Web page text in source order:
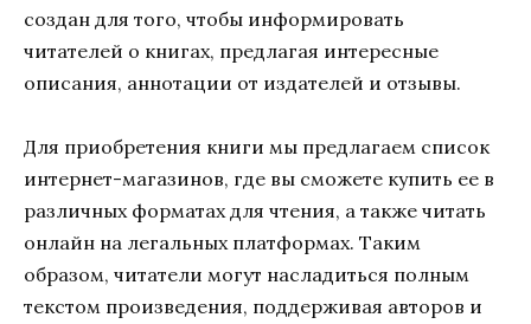
создан для того, чтобы информировать
читателей о книгах, предлагая интересные
описания, аннотации от издателей и отзывы.
Для приобретения книги мы предлагаем список
интернет-магазинов, где вы сможете купить ее в
различных форматах для чтения, а также читать
онлайн на легальных платформах. Таким
образом, читатели могут насладиться полным
текстом произведения, поддерживая авторов и